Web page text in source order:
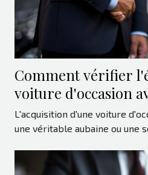
Comment vérifier
voiture d'occasion
L'acquisition d'une voiture
une véritable aubaine ou une